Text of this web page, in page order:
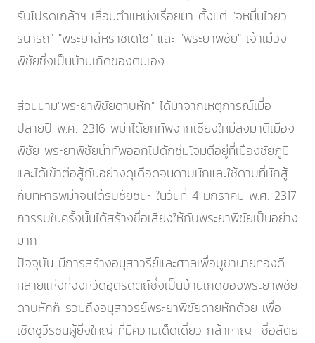
รับโปรดเกล้าฯ เลื่อนตำแหน่งเรื่อยมา ตั้งแต่ "จหมื่นไวยว
รนารถ" "พระยาสีหราชเดโช" และ "พระยาพิชัย" เจ้าเมือง
พิชัยซึ่งเป็นบ้านเกิดของตนเอง
ส่วนนาม"พระยาพิชัยดาบหัก" ได้มาจากเหตุการณ์เมื่อ
ปลายปี พ.ศ. 2316 พม่าได้ยกทัพจากเชียงใหม่ลงมาตีเมือง
พิชัย พระยาพิชัยนำทัพออกไปดักซุ่มโจมตีอยู่ที่เมืองชัยภูมิ
และได้เข้าต่อสู้กันอย่างดุเดือดจนดาบหักและใช้ดาบที่หักสู้
กับทหารพม่าจนได้รับชัยชนะ ในวันที่ 4 มกราคม พ.ศ. 2317
การรบในครั้งนั้นได้สร้างชื่อเสียงให้กับพระยาพิชัยเป็นอย่าง
มาก
ปัจจุบัน มีการสร้างอนุสาวรีย์และศาลเพื่อบูชานายทองดี
หลายแห่งที่จังหวัดอุตรดิตถ์ซึ่งเป็นบ้านเกิดของพระยาพิชัย
ดาบหักก็ รวมถึงอนุสาวรย์พระยาพิชัยดายหักด้วย เพื่อ
เชิดชูวีรชนผู้ยิ่งใหญ่ ที่มีความเด็ดเดี่ยว กล้าหาญ ซื่อสัตย์